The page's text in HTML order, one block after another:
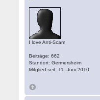
I love Anti-Scam
Beiträge: 662
Standort: Germersheim
Mitglied seit: 11. Juni 2010